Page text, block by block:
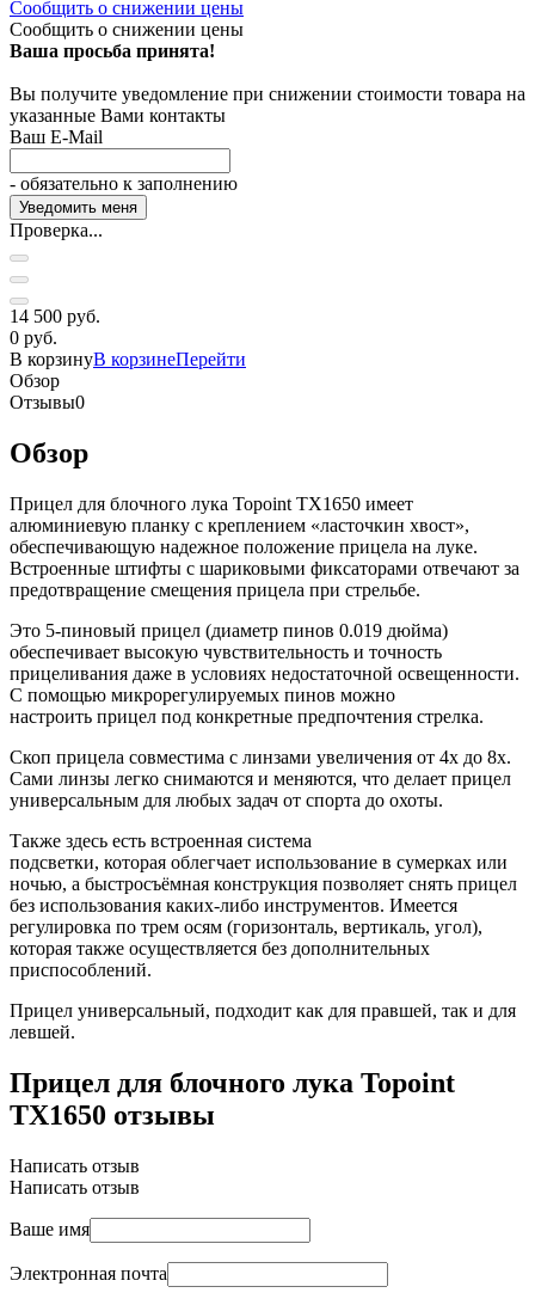
Сообщить о снижении цены
Сообщить о снижении цены
Ваша просьба принята!
Вы получите уведомление при снижении стоимости товара на
указанные Вами контакты
Ваш E-Mail
- обязательно к заполнению
Проверка...
14 500 руб.
0 руб.
В корзинуВ корзинеПерейти
Обзор
Отзывы0
Обзор
Прицел для блочного лука Topoint TX1650 имеет
алюминиевую планку с креплением «ласточкин хвост»,
обеспечивающую надежное положение прицела на луке.
Встроенные штифты с шариковыми фиксаторами отвечают за
предотвращение смещения прицела при стрельбе.
Это 5-пиновый прицел (диаметр пинов 0.019 дюйма)
обеспечивает высокую чувствительность и точность
прицеливания даже в условиях недостаточной освещенности.
С помощью микрорегулируемых пинов можно
настроить прицел под конкретные предпочтения стрелка.
Скоп прицела совместима с линзами увеличения от 4х до 8х.
Сами линзы легко снимаются и меняются, что делает прицел
универсальным для любых задач от спорта до охоты.
Также здесь есть встроенная система
подсветки, которая облегчает использование в сумерках или
ночью, а быстросъёмная конструкция позволяет снять прицел
без использования каких-либо инструментов. Имеется
регулировка по трем осям (горизонталь, вертикаль, угол),
которая также осуществляется без дополнительных
приспособлений.
Прицел универсальный, подходит как для правшей, так и для
левшей.
Прицел для блочного лука Topoint
TX1650 отзывы
Написать отзыв
Написать отзыв
Ваше имя
Электронная почта